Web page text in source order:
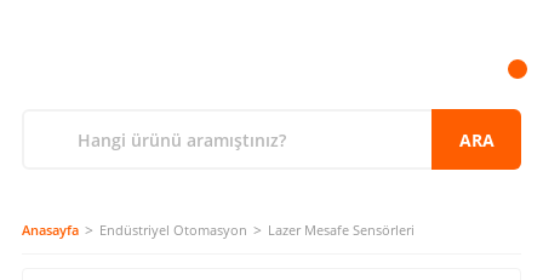
ARA
Anasayfa Endüstriyel Otomasyon Lazer Mesafe Sensörleri